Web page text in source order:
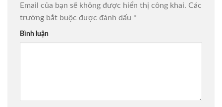
Email của bạn sẽ không được hiển thị công khai. Các
trường bắt buộc được đánh dấu *
Bình luận